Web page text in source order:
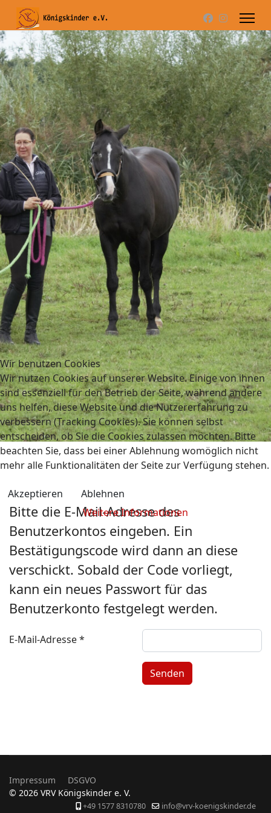
Bitte die E-Mail-Adresse des
Benutzerkontos eingeben. Ein
Bestätigungscode wird dann an diese
verschickt. Sobald der Code vorliegt,
kann ein neues Passwort für das
Benutzerkonto festgelegt werden.
E-Mail-Adresse*
Senden
Impressum
DSGVO
© 2026 VRV Königskinder e. V.
+49 1577 8310780
info@vrv-koenigskinder.de
Wir benutzen Cookies
Wir nutzen Cookies auf unserer Website. Einige von ihnen
sind essenziell für den Betrieb der Seite, während andere
uns helfen, diese Website und die Nutzererfahrung zu
verbessern (Tracking Cookies). Sie können selbst
entscheiden, ob Sie die Cookies zulassen möchten. Bitte
beachten Sie, dass bei einer Ablehnung womöglich nicht
mehr alle Funktionalitäten der Seite zur Verfügung stehen.
Akzeptieren
Ablehnen
Weitere Informationen